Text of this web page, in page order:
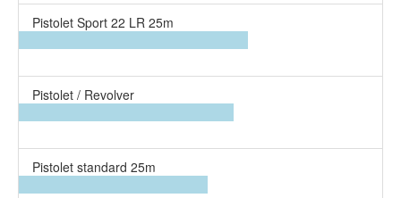
Pistolet Sport 22 LR 25m
Pistolet / Revolver
Pistolet standard 25m